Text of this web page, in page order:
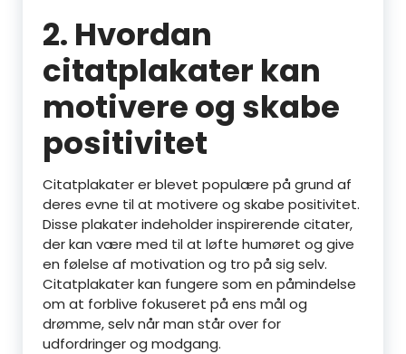
2. Hvordan
citatplakater kan
motivere og skabe
positivitet
Citatplakater er blevet populære på grund af
deres evne til at motivere og skabe positivitet.
Disse plakater indeholder inspirerende citater,
der kan være med til at løfte humøret og give
en følelse af motivation og tro på sig selv.
Citatplakater kan fungere som en påmindelse
om at forblive fokuseret på ens mål og
drømme, selv når man står over for
udfordringer og modgang.